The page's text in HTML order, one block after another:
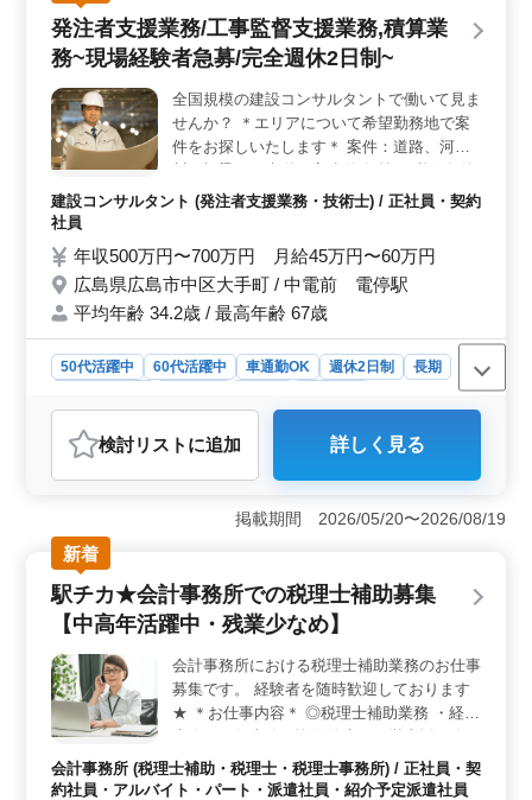
650万円で長期的なキャリアを築けます。 ＜業務内容
＞ 道路の現場監督業務や発注者支援業務に従事しま
す。工事管理、施工計画、資料作成など幅広い業務があ
や社用車支給など待遇面も充実しています。 ＜魅力
と条件＞ 1級土木施工管理技士やCAD経験者を歓迎しま
す。交通費支給、宿舎完備、社用車支給など福利厚生が
整っています。中高年、ベテラン層が活躍する職場環境
で、豊富な経験を活かせる仕事です。
発注者支援業務/工事監督支援業務,積算業
務~現場経験者急募/完全週休2日制~
全国規模の建設コンサルタントで働いて見ま
せんか？ ＊エリアについて希望勤務地で案
件をお探しいたします＊ 案件：道路、河
＊ 1級土木施工管理技士 《業務内容》 ・発
更、図面修正、書類作成 等 備考 ・完全週休
2日制 ・単身赴任宿舎完備 ・交通費：全額
支給 ・資格手当支給 ☆新規案件/交代案件両
方とも勤務可能な方条件面優遇 ☆発注者側
での未経験者でも現場管理経験者急募 お気
軽にお問い合わせください ご応募お待ちし
ております♪♪
建設コンサルタント (発注者支援業務・技術士) / 正社員・契約
社員
年収500万円〜700万円 月給45万円〜60万円
広島県広島市中区大手町 / 中電前 電停駅
平均年齢 34.2歳 / 最高年齢 67歳
50代活躍中 60代活躍中 車通勤OK 週休2日制
長期
おすすめポイント
＜キャリアアップ＞ 広島市中区大手町の建設コンサル
タントで、発注者支援業務や工事監督支援業務、積算業
務を担当していただきます。1級土木施工管理技士が必須
です。年収は500万円から700万円まで幅広く、安定した
収入が期待できます。 ＜働きやすさ＞ 交代案件や
新規案件の両方に対応可能で、条件面も優遇されます。
単身赴任宿舎が完備され、交通費も全額支給です。女性
です。 ＜業務内容＞ 道路や橋梁、河川、下水道な
どの建設プロジェクトにおける発注者支援業務や積算業
務を担当していただきます。現地調査から図面修正まで
幅広い業務に携われます。未経験者でも現場管理経験者
を歓迎します。
検討リスト に追加 詳しく見る
掲載期間 2026/05/20〜2026/08/19
新着
駅チカ★会計事務所での税理士補助募集
【中高年活躍中・残業少なめ】
会計事務所における税理士補助業務のお仕事
募集です。 経験者を随時歓迎しております
★ ＊お仕事内容＊ ◎税理士補助業務 ・経理
月の試算表～決算の作成、申告書作成までの
ＰＣ入力 等 ＊特徴＊ ・社会保険完備 ・経
会計事務所 (税理士補助・税理士・税理士事務所) / 正社員・契
約社員・アルバイト・パート・派遣社員・紹介予定派遣社員